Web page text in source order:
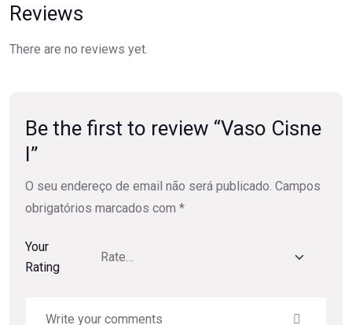
Reviews
There are no reviews yet.
Be the first to review “Vaso Cisne
I”
O seu endereço de email não será publicado. Campos
obrigatórios marcados com *
Your
Rating